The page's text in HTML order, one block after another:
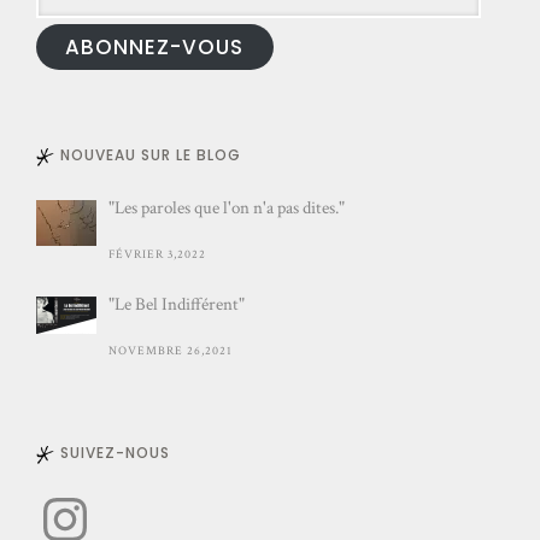
e-
mail ABONNEZ-VOUS
NOUVEAU SUR LE BLOG
"Les paroles que l'on n'a pas dites."
FÉVRIER 3,2022
"Le Bel Indifférent"
NOVEMBRE 26,2021
SUIVEZ-NOUS
Instagram